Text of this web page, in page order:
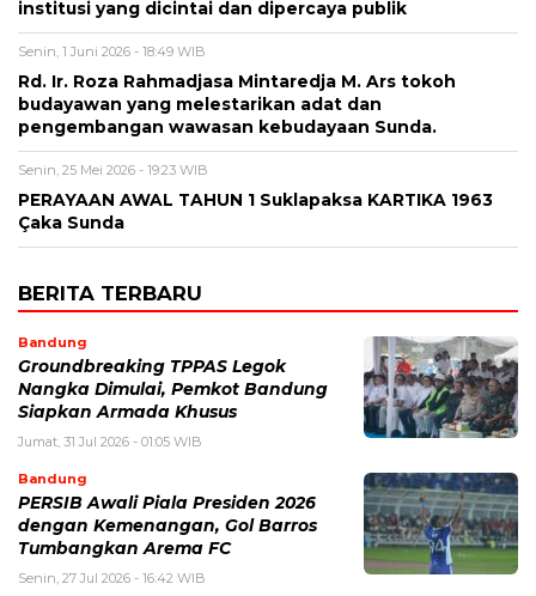
institusi yang dicintai dan dipercaya publik
Senin, 1 Juni 2026 - 18:49 WIB
Rd. Ir. Roza Rahmadjasa Mintaredja M. Ars tokoh
budayawan yang melestarikan adat dan
pengembangan wawasan kebudayaan Sunda.
Senin, 25 Mei 2026 - 19:23 WIB
PERAYAAN AWAL TAHUN 1 Suklapaksa KARTIKA 1963
Çaka Sunda
BERITA TERBARU
Bandung
Groundbreaking TPPAS Legok
Nangka Dimulai, Pemkot Bandung
Siapkan Armada Khusus
Jumat, 31 Jul 2026 - 01:05 WIB
Bandung
PERSIB Awali Piala Presiden 2026
dengan Kemenangan, Gol Barros
Tumbangkan Arema FC
Senin, 27 Jul 2026 - 16:42 WIB